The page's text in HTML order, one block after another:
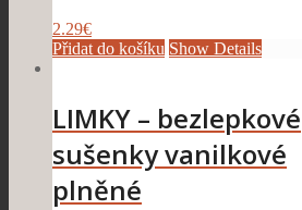
2.29€
Přidat do košíku Show Details
LIMKY – bezlepkové
sušenky vanilkové
plněné